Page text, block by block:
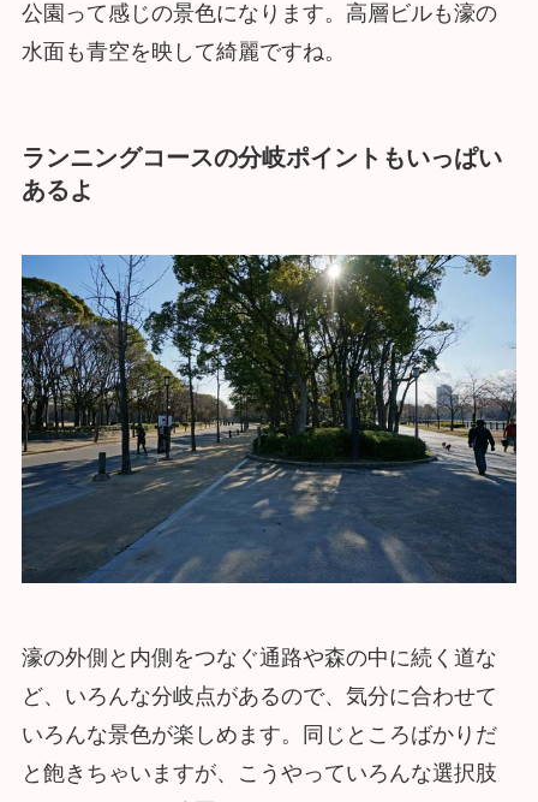
公園って感じの景色になります。高層ビルも濠の
水面も青空を映して綺麗ですね。
ランニングコースの分岐ポイントもいっぱい
あるよ
濠の外側と内側をつなぐ通路や森の中に続く道な
ど、いろんな分岐点があるので、気分に合わせて
いろんな景色が楽しめます。同じところばかりだ
と飽きちゃいますが、こうやっていろんな選択肢